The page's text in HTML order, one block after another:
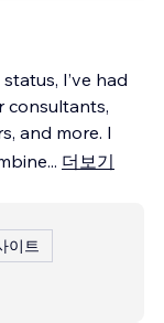
I’ve had
consultants,
and more. I
... 더보기
이트